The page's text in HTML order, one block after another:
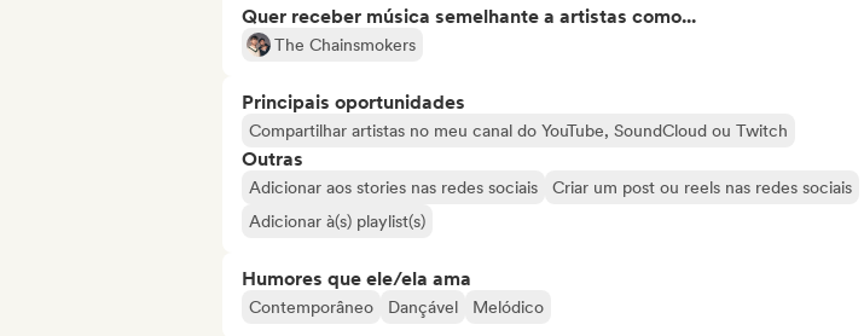
Quer receber música semelhante a artistas como...
The Chainsmokers
Principais oportunidades
Compartilhar artistas no meu canal do YouTube, SoundCloud ou Twitch
Outras
Adicionar aos stories nas redes sociais
Criar um post ou reels nas redes sociais
Adicionar à(s) playlist(s)
Humores que ele/ela ama
Contemporâneo Dançável Melódico